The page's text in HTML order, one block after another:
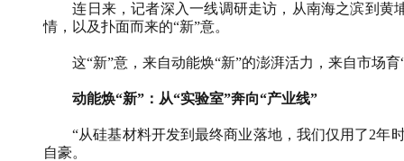
连日来，记者深入一线调研走访，从南海之滨到黄
情，以及扑面而来的“新”意。
这“新”意，来自动能焕“新”的澎湃活力，来自市场育
动能焕“新”：从“实验室”奔向“产业线”
“从硅基材料开发到最终商业落地，我们仅用了2年
自豪。